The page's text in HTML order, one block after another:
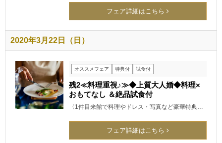
フェア詳細はこちら
2020年3月22日（日）
オススメフェア 特典付 試食付
残2≪料理重視♪≫◆上質大人婚◆料理×
おもてなし ＆絶品試食付
〈1件目来館で料理やドレス・写真など豪華特典…
フェア詳細はこちら